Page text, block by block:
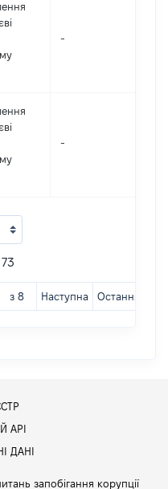
-
-
з 8 Наступна Остання
АРІ
ДАНІ
запобігання корупції